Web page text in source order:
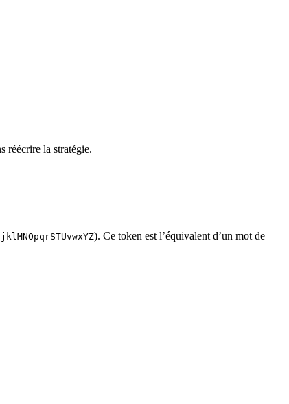
réécrire la stratégie.
). Ce token est l’équivalent d’un mot de